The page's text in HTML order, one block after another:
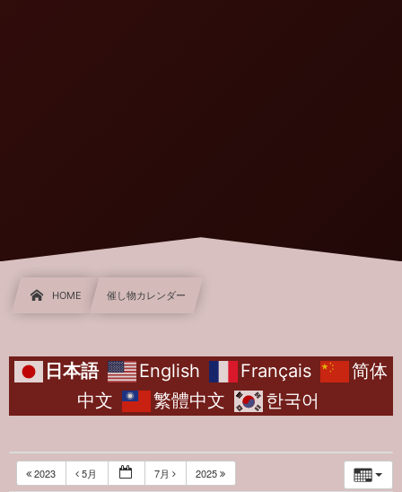
HOME 催し物カレンダー
日本語 English Français
简体
中文
繁體中文 한국어
2023 5月 7月 2025